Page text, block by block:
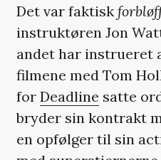
Det var faktisk
instruktøren Jon
andet har instrueret
filmene med Tom
for Deadline satte
bryder sin kontrakt
en opfølger til sin